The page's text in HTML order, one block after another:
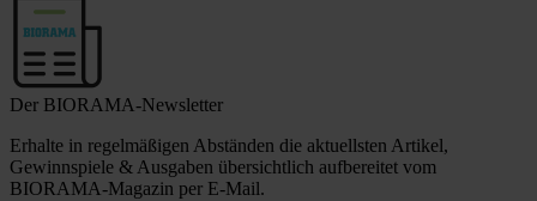
Der BIORAMA-Newsletter
Erhalte in regelmäßigen Abständen die aktuellsten Artikel,
Gewinnspiele & Ausgaben übersichtlich aufbereitet vom
BIORAMA-Magazin per E-Mail.